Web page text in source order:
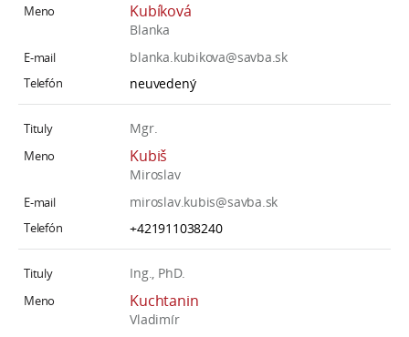
Kubíková
Blanka
blanka.kubikova@savba.sk
neuvedený
Mgr.
Kubiš
Miroslav
miroslav.kubis@savba.sk
+421911038240
Ing., PhD.
Kuchtanin
Vladimír